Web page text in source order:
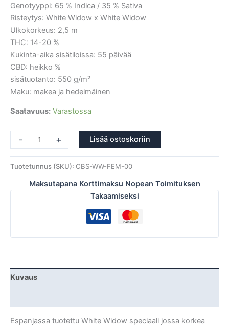
Genotyyppi: 65 % Indica / 35 % Sativa
Risteytys: White Widow x White Widow
Ulkokorkeus: 2,5 m
THC: 14-20 %
Kukinta-aika sisätiloissa: 55 päivää
CBD: heikko %
sisätuotanto: 550 g/m²
Maku: makea ja hedelmäinen
Saatavuus: Varastossa
- + Lisää ostoskoriin
Tuotetunnus (SKU): CBS-WW-FEM-00
Maksutapana Korttimaksu Nopean Toimituksen
Takaamiseksi
Kuvaus
Espanjassa tuotettu White Widow speciaali jossa korkea